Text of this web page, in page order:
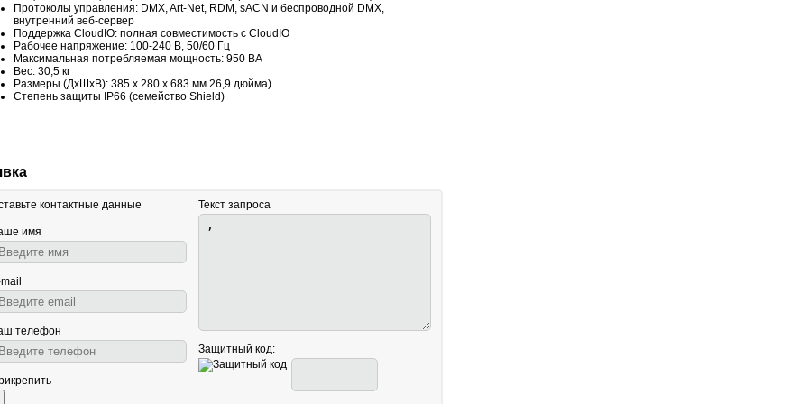
Протоколы управления: DMX, Art-Net, RDM, sACN и беспроводной DMX,
внутренний веб-сервер
Поддержка CloudIO: полная совместимость с CloudIO
Рабочее напряжение: 100-240 В, 50/60 Гц
Максимальная потребляемая мощность: 950 ВА
Вес: 30,5 кг
Размеры (ДхШхВ): 385 x 280 x 683 мм 26,9 дюйма)
Степень защиты IP66 (семейство Shield)
контактные данные
имя
телефон
Текст запроса
Защитный код: